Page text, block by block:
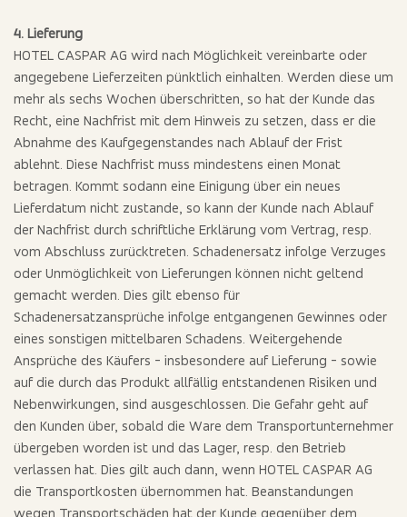
4. Lieferung
HOTEL CASPAR AG wird nach Möglichkeit vereinbarte oder
angegebene Lieferzeiten pünktlich einhalten. Werden diese um
mehr als sechs Wochen überschritten, so hat der Kunde das
Recht, eine Nachfrist mit dem Hinweis zu setzen, dass er die
Abnahme des Kaufgegenstandes nach Ablauf der Frist
ablehnt. Diese Nachfrist muss mindestens einen Monat
betragen. Kommt sodann eine Einigung über ein neues
Lieferdatum nicht zustande, so kann der Kunde nach Ablauf
der Nachfrist durch schriftliche Erklärung vom Vertrag, resp.
vom Abschluss zurücktreten. Schadenersatz infolge Verzuges
oder Unmöglichkeit von Lieferungen können nicht geltend
gemacht werden. Dies gilt ebenso für
Schadenersatzansprüche infolge entgangenen Gewinnes oder
eines sonstigen mittelbaren Schadens. Weitergehende
Ansprüche des Käufers - insbesondere auf Lieferung - sowie
auf die durch das Produkt allfällig entstandenen Risiken und
Nebenwirkungen, sind ausgeschlossen. Die Gefahr geht auf
den Kunden über, sobald die Ware dem Transportunternehmer
übergeben worden ist und das Lager, resp. den Betrieb
verlassen hat. Dies gilt auch dann, wenn HOTEL CASPAR AG
die Transportkosten übernommen hat. Beanstandungen
wegen Transportschäden hat der Kunde gegenüber dem